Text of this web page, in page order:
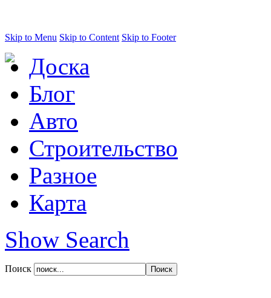
Skip to Menu Skip to Content Skip to Footer
Доска
Блог
Авто
Строительство
Разное
Карта
Show Search
Поиск